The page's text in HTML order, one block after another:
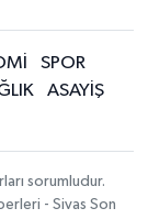
SPOR
ASAYİŞ
sorumludur.
- Sivas Son